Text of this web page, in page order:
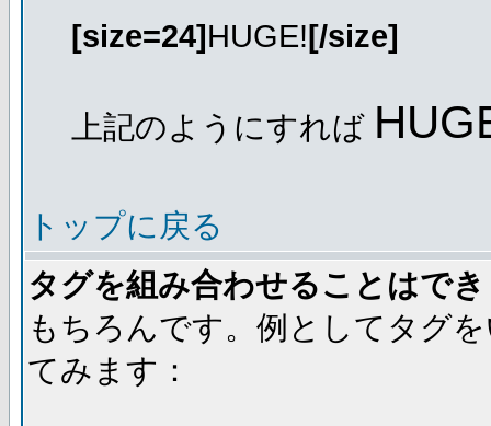
[size=24]HUGE![/size]
上記のようにすれば
トップに戻る
タグを組み合わせることはで
もちろんです。例としてタグ
てみます：